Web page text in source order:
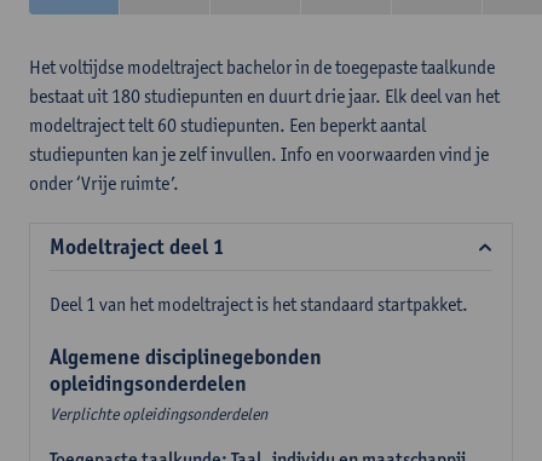
Het voltijdse modeltraject bachelor in de toegepaste taalkunde
bestaat uit 180 studiepunten en duurt drie jaar. Elk deel van het
modeltraject telt 60 studiepunten. Een beperkt aantal
studiepunten kan je zelf invullen. Info en voorwaarden vind je
onder ‘Vrije ruimte’.
Modeltraject deel 1
Deel 1 van het modeltraject is het standaard startpakket.
Algemene disciplinegebonden
opleidingsonderdelen
Verplichte opleidingsonderdelen